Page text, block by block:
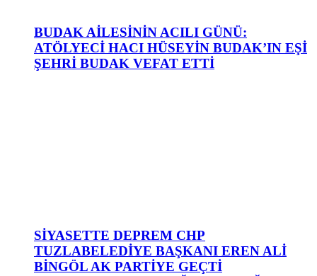
BUDAK AİLESİNİN ACILI GÜNÜ:
ATÖLYECİ HACI HÜSEYİN BUDAK’IN EŞİ
ŞEHRİ BUDAK VEFAT ETTİ
SİYASETTE DEPREM CHP
TUZLABELEDİYE BAŞKANI EREN ALİ
BİNGÖL AK PARTİYE GEÇTİ